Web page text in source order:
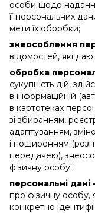
особи щодо
її персональних
мети їх обробки;
знеособлення
відомостей, які
обробка
сукупність дій,
в інформаційній
в картотеках
зі збиранням,
адаптуванням,
і поширенням
передачею),
фізичну особу;
персональні дані
про фізичну особу,
конкретно